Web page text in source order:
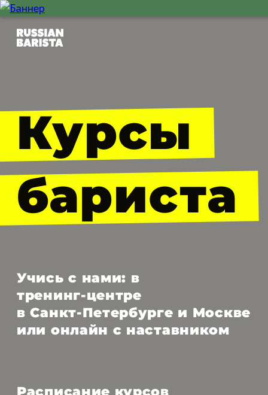
Курсы
бариста
Учись с нами: в
тренинг‑центре
в Санкт‑Петербурге и Москве
или онлайн с наставником
Расписание курсов